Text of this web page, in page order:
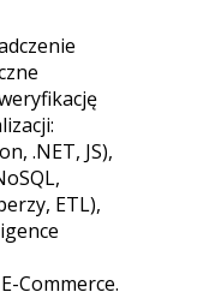
.NET, JS),
ETL),
Commerce.